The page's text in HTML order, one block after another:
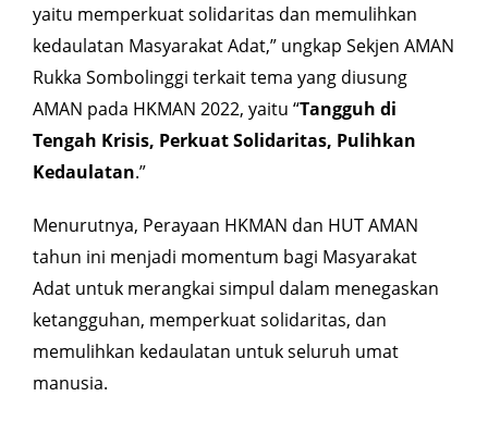
yaitu memperkuat solidaritas dan memulihkan
kedaulatan Masyarakat Adat,” ungkap Sekjen AMAN
Rukka Sombolinggi terkait tema yang diusung
AMAN pada HKMAN 2022, yaitu “Tangguh di
Tengah Krisis, Perkuat Solidaritas, Pulihkan
Kedaulatan.”
Menurutnya, Perayaan HKMAN dan HUT AMAN
tahun ini menjadi momentum bagi Masyarakat
Adat untuk merangkai simpul dalam menegaskan
ketangguhan, memperkuat solidaritas, dan
memulihkan kedaulatan untuk seluruh umat
manusia.